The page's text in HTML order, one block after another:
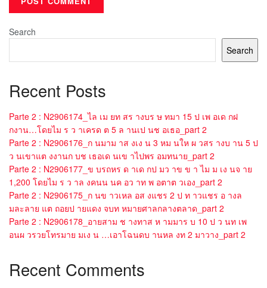
Search
Search
Recent Posts
Parte 2 : N2906174_ไล เม ยท สร างบร ษ ทมา 15 ป เพ อเด กฝ
กงาน…โดยไม ร ว าเครด ต 5 ล านเป นช อเธอ_part 2
Parte 2 : N2906176_ก นมาม าส งเง น 3 หม นให ผ วสร างบ าน 5 ป
ว นเขาแต งงานก บช เธอเด นเข าไปพร อมทนาย_part 2
Parte 2 : N2906177_ข บรถหร ด าเด กป มว าข ข า ไม ม เง นจ าย
1,200 โดยไม ร ว าล งคนน นค อว าท พ อตาต วเอง_part 2
Parte 2 : N2906175_ก นข าวเหล อส งแชร 2 ป ท าวแชร อ างล
มละลาย แต ถอยป ายแดง จบท หมายศาลกลางตลาด_part 2
Parte 2 : N2906178_อายสาม ช างทาส ห ามมาร บ 10 ป ว นท เพ
อนผ วรวยโทรมาย มเง น …เอาโฉนดบ านหล งท 2 มาวาง_part 2
Recent Comments